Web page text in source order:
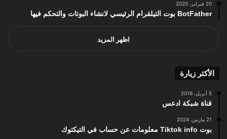
20 فبراير، 2020
BotFather بوت التيلقرام الرئيسي لانشاء البوتات والتحكم فيها
اظهر المزيد
الأكثر زيارة
5 أبريل، 2016
قناة شبكة ادعس
21 مارس، 2024
بوت Tiktok info معلومات عن حساب في التيكتوك